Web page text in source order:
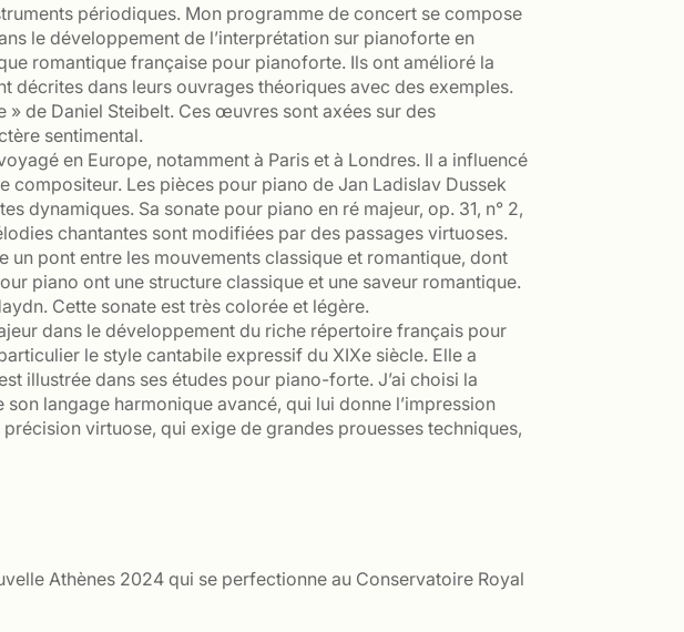
périodiques. Mon programme de concert se compose
le développement de l’interprétation sur pianoforte en
romantique française pour pianoforte. Ils ont amélioré la
dans leurs ouvrages théoriques avec des exemples.
» de Daniel Steibelt. Ces œuvres sont axées sur des
sentimental.
en Europe, notamment à Paris et à Londres. Il a influencé
Les pièces pour piano de Jan Ladislav Dussek
dynamiques. Sa sonate pour piano en ré majeur, op. 31, n° 2,
chantantes sont modifiées par des passages virtuoses.
pont entre les mouvements classique et romantique, dont
piano ont une structure classique et une saveur romantique.
Cette sonate est très colorée et légère.
dans le développement du riche répertoire français pour
le style cantabile expressif du XIXe siècle. Elle a
illustrée dans ses études pour piano-forte. J’ai choisi la
langage harmonique avancé, qui lui donne l’impression
virtuose, qui exige de grandes prouesses techniques,
Athènes 2024 qui se perfectionne au Conservatoire Royal